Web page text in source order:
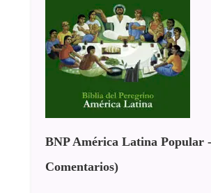
BNP América Latina Popular
Comentarios)